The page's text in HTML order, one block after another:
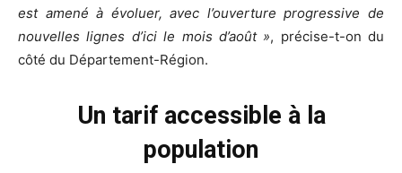
est amené à évoluer, avec l’ouverture progressive de
nouvelles lignes d’ici le mois d’août », précise-t-on du
côté du Département-Région.
Un tarif accessible à la
population